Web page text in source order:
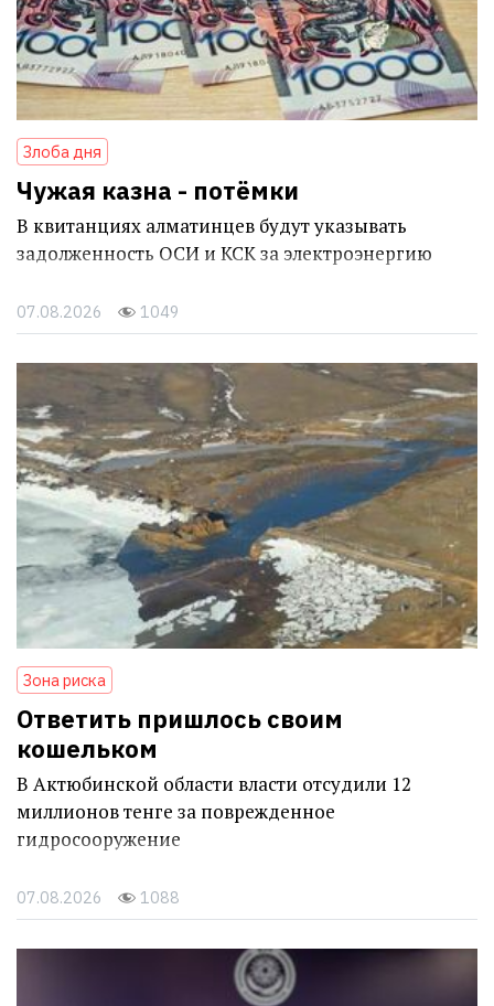
Злоба дня
Чужая казна - потёмки
В квитанциях алматинцев будут указывать
задолженность ОСИ и КСК за электроэнергию
07.08.2026 1049
Зона риска
Ответить пришлось своим
кошельком
В Актюбинской области власти отсудили 12
миллионов тенге за поврежденное
гидросооружение
07.08.2026 1088